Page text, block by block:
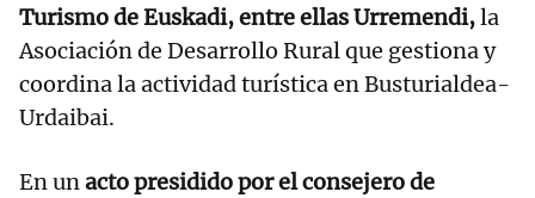
Turismo de Euskadi, entre ellas Urremendi,la
Asociación de Desarrollo Rural que gestiona y
coordina la actividad turística en Busturialdea-
Urdaibai.
En unacto presidido por el consejero de